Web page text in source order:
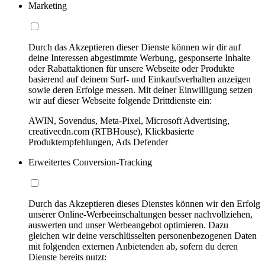
Marketing
Durch das Akzeptieren dieser Dienste können wir dir auf
deine Interessen abgestimmte Werbung, gesponserte Inhalte
oder Rabattaktionen für unsere Webseite oder Produkte
basierend auf deinem Surf- und Einkaufsverhalten anzeigen
sowie deren Erfolge messen. Mit deiner Einwilligung setzen
wir auf dieser Webseite folgende Drittdienste ein:
AWIN, Sovendus, Meta-Pixel, Microsoft Advertising,
creativecdn.com (RTBHouse), Klickbasierte
Produktempfehlungen, Ads Defender
Erweitertes Conversion-Tracking
Durch das Akzeptieren dieses Dienstes können wir den Erfolg
unserer Online-Werbeeinschaltungen besser nachvollziehen,
auswerten und unser Werbeangebot optimieren. Dazu
gleichen wir deine verschlüsselten personenbezogenen Daten
mit folgenden externen Anbietenden ab, sofern du deren
Dienste bereits nutzt: